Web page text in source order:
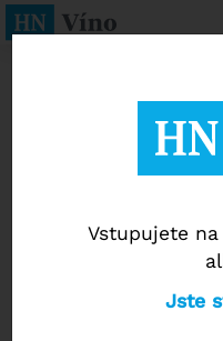
Corimbo I 2017
Vstupujete
Jste